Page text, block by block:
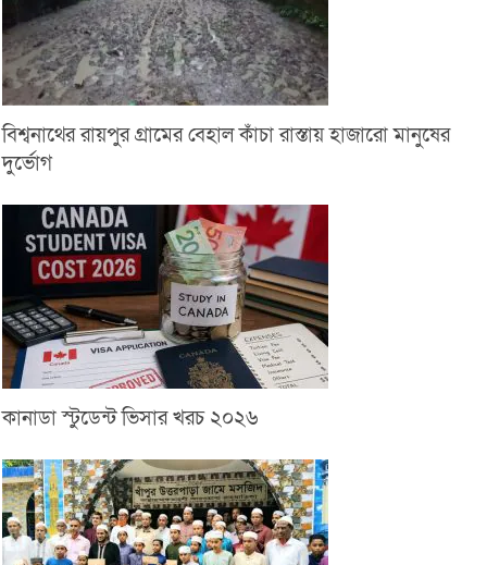
বিশ্বনাথের রায়পুর গ্রামের বেহাল কাঁচা রাস্তায় হাজারো মানুষের
দুর্ভোগ
কানাডা স্টুডেন্ট ভিসার খরচ ২০২৬